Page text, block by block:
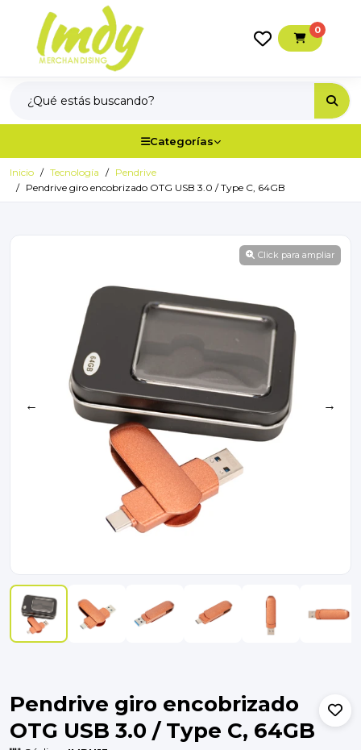
0
Categorías
Inicio Tecnología
Pendrive
Pendrive giro encobrizado OTG USB 3.0 / Type C, 64GB
Click para ampliar
← →
Pendrive giro encobrizado
OTG USB 3.0 / Type C, 64GB